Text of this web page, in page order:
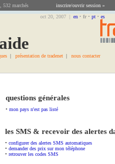
oct 20, 2007 | en • fr • pt • es
532 marchés inscrire/ouvrir session »
Aide
présentation de tradenet nous contacter
questions générales
• mon pays n'est pas listé
les SMS & recevoir des alertes
• configurer des alertes SMS automatiques
• demander des prix sur mon téléphone
• retrouver les codes SMS